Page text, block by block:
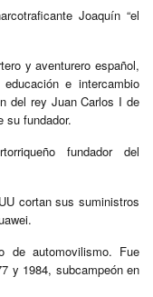
Joaquín “el
y aventurero español,
e intercambio
del rey Juan Carlos I de
su fundador.
fundador del
cortan sus suministros
de automovilismo. Fue
y 1984, subcampeón en